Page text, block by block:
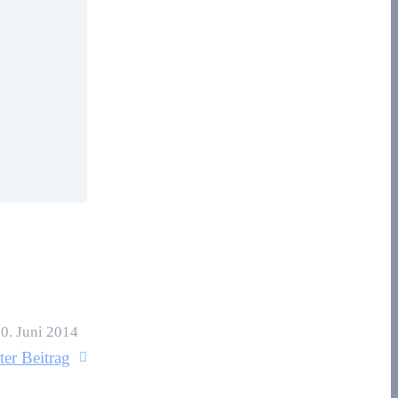
Juni 2014
Beitrag